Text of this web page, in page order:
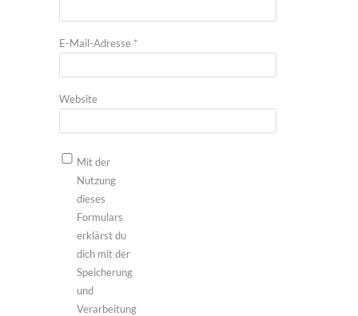
E-Mail-Adresse *
Website
Mit der
Nutzung
dieses
Formulars
erklärst du
dich mit der
Speicherung
und
Verarbeitung